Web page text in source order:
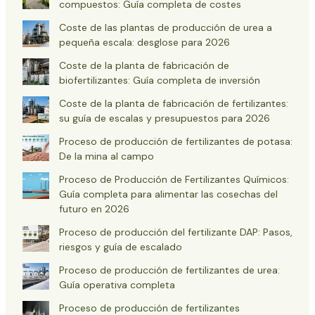
compuestos: Guía completa de costes
Coste de las plantas de producción de urea a
pequeña escala: desglose para 2026
Coste de la planta de fabricación de
biofertilizantes: Guía completa de inversión
Coste de la planta de fabricación de fertilizantes:
su guía de escalas y presupuestos para 2026
Proceso de producción de fertilizantes de potasa:
De la mina al campo
Proceso de Producción de Fertilizantes Químicos:
Guía completa para alimentar las cosechas del
futuro en 2026
Proceso de producción del fertilizante DAP: Pasos,
riesgos y guía de escalado
Proceso de producción de fertilizantes de urea:
Guía operativa completa
Proceso de producción de fertilizantes